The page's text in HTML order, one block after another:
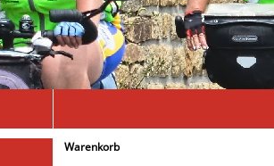
Warenkorb